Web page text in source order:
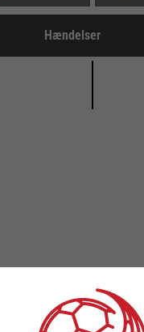
Hændelser